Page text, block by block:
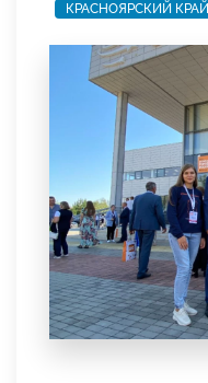
КРАСНОЯРСКИЙ КРАЙ